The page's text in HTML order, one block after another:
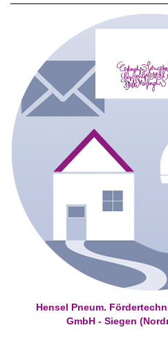
Hensel Pneum.
GmbH - Siegen